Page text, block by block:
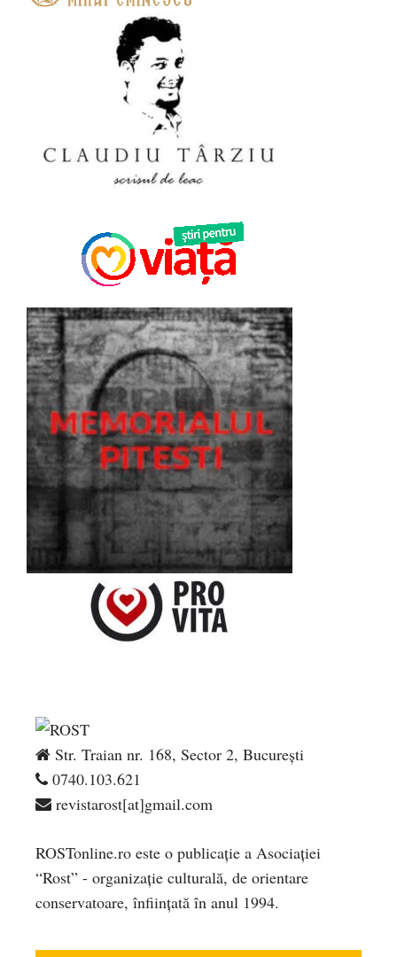
Str. Traian nr. 168, Sector 2, București
0740.103.621
revistarost[at]gmail.com
ROSTonline.ro este o publicaţie a Asociaţiei
“Rost” - organizaţie culturală, de orientare
conservatoare, înfiinţată în anul 1994.